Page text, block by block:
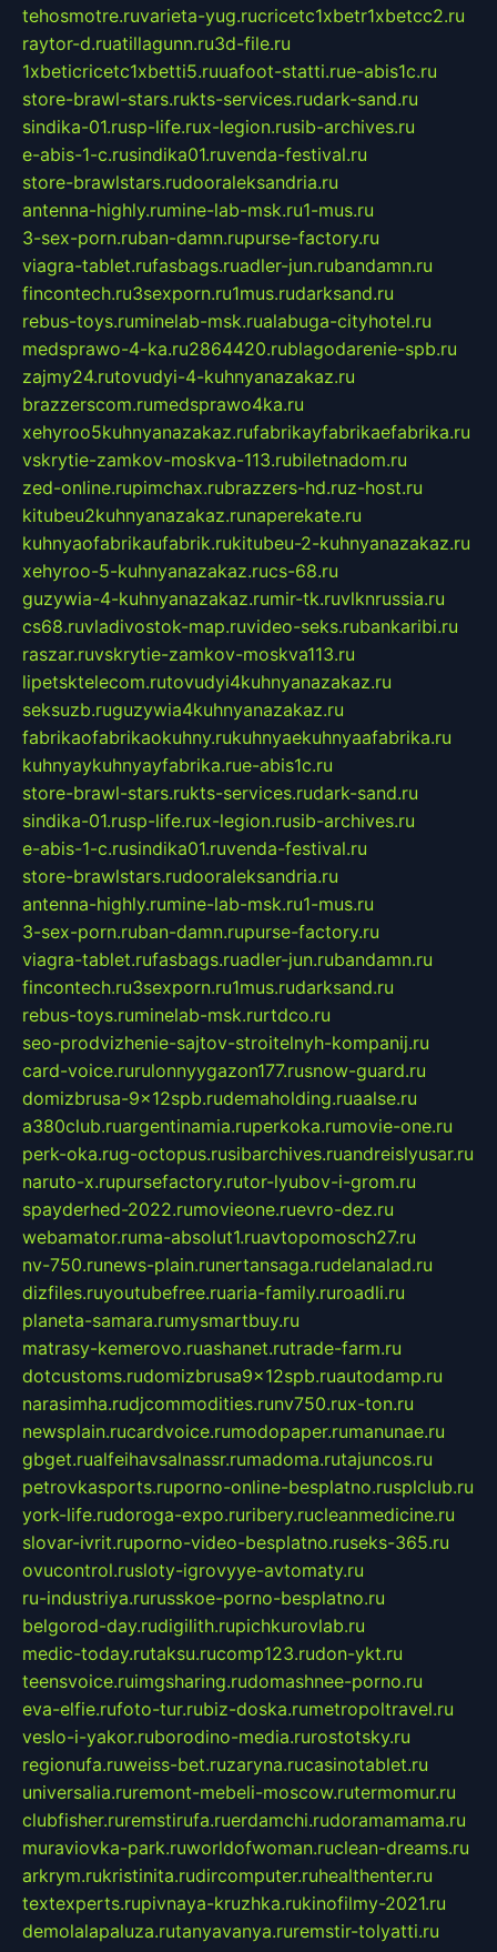
tehosmotre.ruvarieta-yug.rucricetc1xbetr1xbetcc2.ru
raytor-d.ruatillagunn.ru3d-file.ru
1xbeticricetc1xbetti5.ruuafoot-statti.rue-abis1c.ru
store-brawl-stars.rukts-services.rudark-sand.ru
sindika-01.rusp-life.rux-legion.rusib-archives.ru
e-abis-1-c.rusindika01.ruvenda-festival.ru
store-brawlstars.rudooraleksandria.ru
antenna-highly.rumine-lab-msk.ru1-mus.ru
3-sex-porn.ruban-damn.rupurse-factory.ru
viagra-tablet.rufasbags.ruadler-jun.rubandamn.ru
fincontech.ru3sexporn.ru1mus.rudarksand.ru
rebus-toys.ruminelab-msk.rualabuga-cityhotel.ru
medsprawo-4-ka.ru2864420.rublagodarenie-spb.ru
zajmy24.rutovudyi-4-kuhnyanazakaz.ru
brazzerscom.rumedsprawo4ka.ru
xehyroo5kuhnyanazakaz.rufabrikayfabrikaefabrika.ru
vskrytie-zamkov-moskva-113.rubiletnadom.ru
zed-online.rupimchax.rubrazzers-hd.ruz-host.ru
kitubeu2kuhnyanazakaz.runaperekate.ru
kuhnyaofabrikaufabrik.rukitubeu-2-kuhnyanazakaz.ru
xehyroo-5-kuhnyanazakaz.rucs-68.ru
guzywia-4-kuhnyanazakaz.rumir-tk.ruvlknrussia.ru
cs68.ruvladivostok-map.ruvideo-seks.rubankaribi.ru
raszar.ruvskrytie-zamkov-moskva113.ru
lipetsktelecom.rutovudyi4kuhnyanazakaz.ru
seksuzb.ruguzywia4kuhnyanazakaz.ru
fabrikaofabrikaokuhny.rukuhnyaekuhnyaafabrika.ru
kuhnyaykuhnyayfabrika.rue-abis1c.ru
store-brawl-stars.rukts-services.rudark-sand.ru
sindika-01.rusp-life.rux-legion.rusib-archives.ru
e-abis-1-c.rusindika01.ruvenda-festival.ru
store-brawlstars.rudooraleksandria.ru
antenna-highly.rumine-lab-msk.ru1-mus.ru
3-sex-porn.ruban-damn.rupurse-factory.ru
viagra-tablet.rufasbags.ruadler-jun.rubandamn.ru
fincontech.ru3sexporn.ru1mus.rudarksand.ru
rebus-toys.ruminelab-msk.rurtdco.ru
seo-prodvizhenie-sajtov-stroitelnyh-kompanij.ru
card-voice.rurulonnyygazon177.rusnow-guard.ru
domizbrusa-9x12spb.rudemaholding.ruaalse.ru
a380club.ruargentinamia.ruperkoka.rumovie-one.ru
perk-oka.rug-octopus.rusibarchives.ruandreislyusar.ru
naruto-x.rupursefactory.rutor-lyubov-i-grom.ru
spayderhed-2022.rumovieone.ruevro-dez.ru
webamator.ruma-absolut1.ruavtopomosch27.ru
nv-750.runews-plain.runertansaga.rudelanalad.ru
dizfiles.ruyoutubefree.ruaria-family.ruroadli.ru
planeta-samara.rumysmartbuy.ru
matrasy-kemerovo.ruashanet.rutrade-farm.ru
dotcustoms.rudomizbrusa9x12spb.ruautodamp.ru
narasimha.rudjcommodities.runv750.rux-ton.ru
newsplain.rucardvoice.rumodopaper.rumanunae.ru
gbget.rualfeihavsalnassr.rumadoma.rutajuncos.ru
petrovkasports.ruporno-online-besplatno.rusplclub.ru
york-life.rudoroga-expo.ruribery.rucleanmedicine.ru
slovar-ivrit.ruporno-video-besplatno.ruseks-365.ru
ovucontrol.rusloty-igrovyye-avtomaty.ru
ru-industriya.rurusskoe-porno-besplatno.ru
belgorod-day.rudigilith.rupichkurovlab.ru
medic-today.rutaksu.rucomp123.rudon-ykt.ru
teensvoice.ruimgsharing.rudomashnee-porno.ru
eva-elfie.rufoto-tur.rubiz-doska.rumetropoltravel.ru
veslo-i-yakor.ruborodino-media.rurostotsky.ru
regionufa.ruweiss-bet.ruzaryna.rucasinotablet.ru
universalia.ruremont-mebeli-moscow.rutermomur.ru
clubfisher.ruremstirufa.ruerdamchi.rudoramamama.ru
muraviovka-park.ruworldofwoman.ruclean-dreams.ru
arkrym.rukristinita.rudircomputer.ruhealthenter.ru
textexperts.rupivnaya-kruzhka.rukinofilmy-2021.ru
demolalapaluza.rutanyavanya.ruremstir-tolyatti.ru